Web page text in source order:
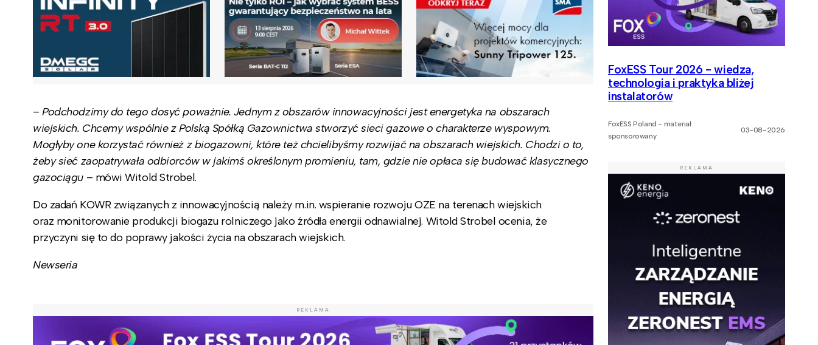
–Podchodzimy do tego dosyć poważnie. Jednym z obszarów innowacyjności jest energetyka na obszarach
wiejskich. Chcemy wspólnie z Polską Spółką Gazownictwa stworzyć sieci gazowe o charakterze wyspowym.
Mogłyby one korzystać również z biogazowni, które też chcielibyśmy rozwijać na obszarach wiejskich. Chodzi o to,
żeby sieć zaopatrywała odbiorców w jakimś określonym promieniu, tam, gdzie nie opłaca się budować klasycznego
gazociągu– mówi Witold Strobel.
Do zadań KOWR związanych z innowacyjnością należy m.in. wspieranie rozwoju OZE na terenach wiejskich
oraz monitorowanie produkcji biogazu rolniczego jako źródła energii odnawialnej. Witold Strobel ocenia, że
przyczyni się to do poprawy jakości życia na obszarach wiejskich.
Newseria
REKLAMA
FoxESS Tour 2026 - wiedza,
technologia i praktyka bliżej
instalatorów
FoxESS Poland - materiał
sponsorowany
03-08-2026
REKLAMA